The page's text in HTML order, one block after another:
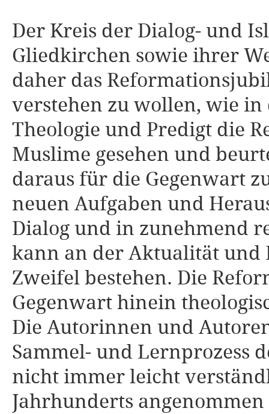
Der Kreis der Dialog- und
Gliedkirchen sowie ihrer
daher das
verstehen zu wollen, wie
Theologie und Predigt die
Muslime gesehen und
daraus für die Gegenwart
neuen Aufgaben und
Dialog und in zunehmend
kann an der Aktualität und
Zweifel bestehen. Die
Gegenwart hinein
Die Autorinnen und
Sammel- und Lernprozess
nicht immer leicht
Jahrhunderts